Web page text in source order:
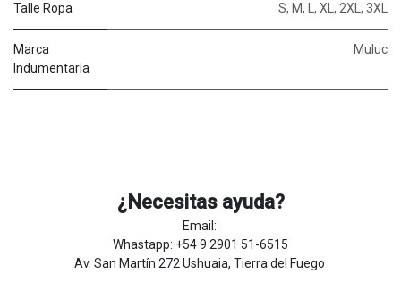
Talle Ropa S, M, , XL , 2XL , 3XL
Marca
Indumentaria
Muluc
¿Necesitas ayuda?
Email:
Whastapp: +54 9 2901 51-6515
Av. San Martín 272 Ushuaia, Tierra del Fuego